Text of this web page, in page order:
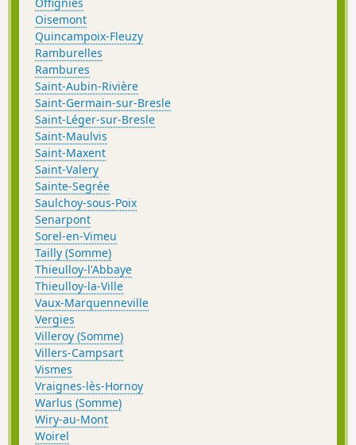
Oisemont
Quincampoix-Fleuzy
Ramburelles
Rambures
Saint-Aubin-Rivière
Saint-Germain-sur-Bresle
Saint-Léger-sur-Bresle
Saint-Maulvis
Saint-Maxent
Saint-Valery
Sainte-Segrée
Saulchoy-sous-Poix
Senarpont
Sorel-en-Vimeu
Tailly (Somme)
Thieulloy-l'Abbaye
Thieulloy-la-Ville
Vaux-Marquenneville
Vergies
Villeroy (Somme)
Villers-Campsart
Vismes
Vraignes-lès-Hornoy
Warlus (Somme)
Wiry-au-Mont
Woirel